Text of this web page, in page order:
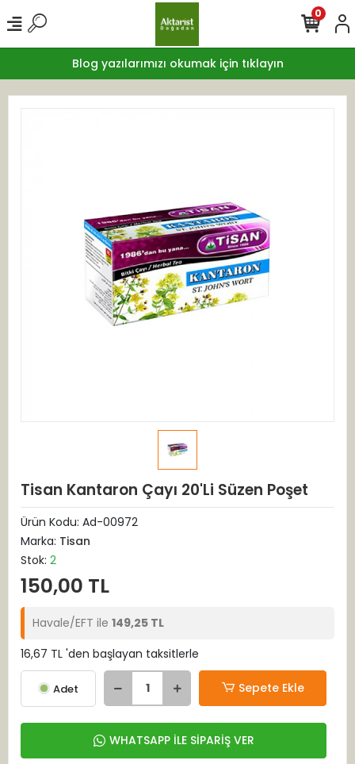
Blog yazılarımızı okumak için tıklayın
0
Tisan Kantaron Çayı 20'Li Süzen Poşet
Ürün Kodu: Ad-00972
Marka: Tisan
Stok: 2
150,00 TL
Havale/EFT ile 149,25 TL
16,67 TL 'den başlayan taksitlerle
Adet Sepete Ekle
WHATSAPP İLE SİPARİŞ VER